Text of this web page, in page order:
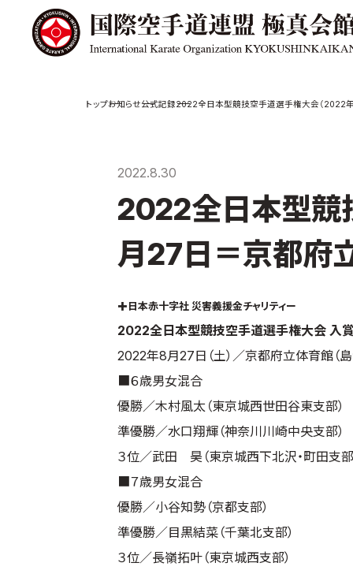
大山倍達総裁 紹
介松井章奎館長 紹
介
極真の歴史
国際空
ついて
お知らせ公式記録2022全日本型競技空手道選手権大会（2022
2022.8.30
2022全日本型競
月27日＝京都府
✚日本赤十字社 災害義援金チャリティー
2022全日本型競技空手道選手権大会 入
2022年8月27日（土）／京都府立体育館（
■６歳男女混合
優勝／木村風太（東京城西世田谷東支部）
準優勝／水口翔輝（神奈川川崎中央支部）
３位／武田 昊（東京城西下北沢・町田支部
■７歳男女混合
優勝／小谷知勢（京都支部）
準優勝／目黒結菜（千葉北支部）
３位／長嶺拓叶（東京城西支部）